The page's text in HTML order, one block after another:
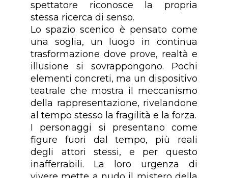
spettatore riconosce la propria
stessa ricerca di senso.
Lo spazio scenico è pensato come
una soglia, un luogo in continua
trasformazione dove prove, realtà e
illusione si sovrappongono. Pochi
elementi concreti, ma un dispositivo
teatrale che mostra il meccanismo
della rappresentazione, rivelandone
al tempo stesso la fragilità e la forza.
I personaggi si presentano come
figure fuori dal tempo, più reali
degli attori stessi, e per questo
inafferrabili. La loro urgenza di